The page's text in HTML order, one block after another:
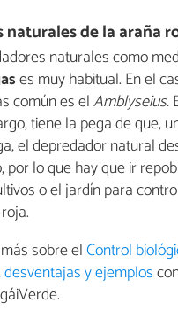
naturales de la araña
naturales como
es muy habitual. En el
común es elAmblyseius.
tiene la pega de que,
el depredador natural
por lo que hay que ir
o el jardín para
sobre elControl
y ejemplos